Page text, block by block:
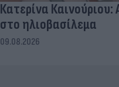
Κατερίνα Καινούριου:
στο ηλιοβασίλεμα
09.08.2026